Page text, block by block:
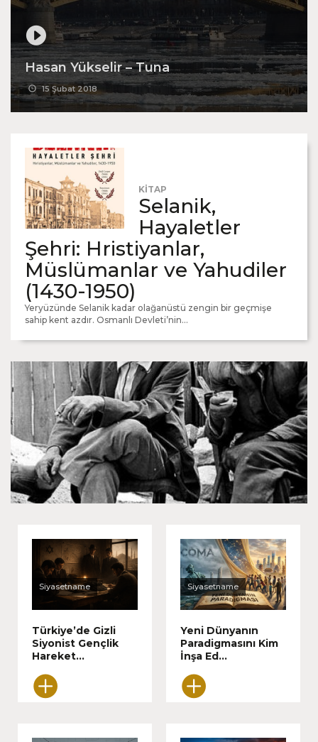
Hasan Yükselir – Tuna
15 Şubat 2018
KİTAP
Selanik,
Hayaletler
Şehri: Hristiyanlar,
Müslümanlar ve Yahudiler
(1430-1950)
Yeryüzünde Selanik kadar olağanüstü zengin bir geçmişe
sahip kent azdır. Osmanlı Devleti’nin...
Dostlara ne oldu?
Siyasetname
Türkiye’de Gizli
Siyonist Gençlik
Hareket...
Siyasetname
Yeni Dünyanın
Paradigmasını Kim
İnşa Ed...